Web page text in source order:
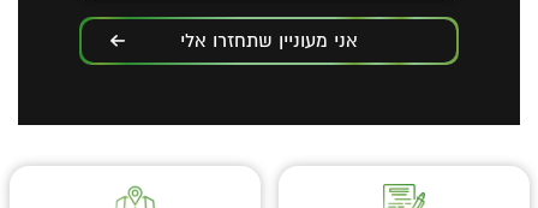
אני מעוניין שתחזרו אלי